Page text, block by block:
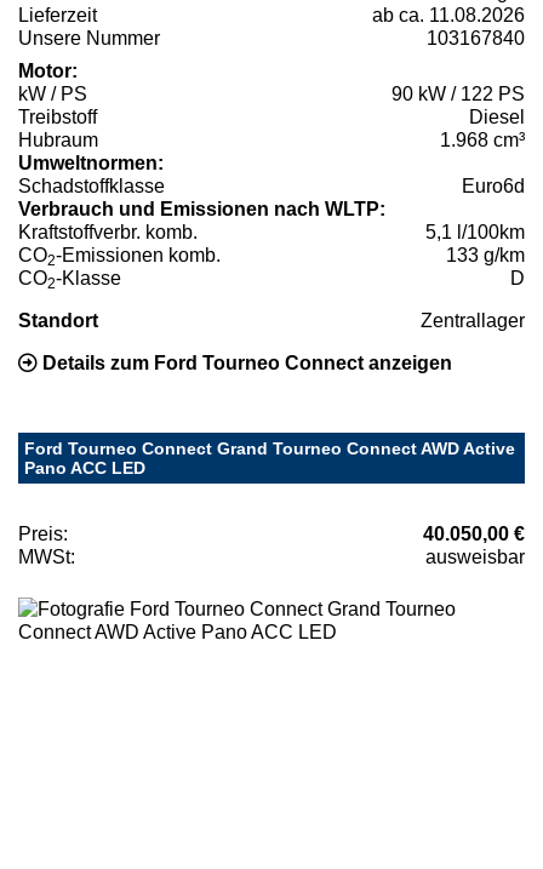
Lieferzeit
ab ca. 11.08.2026
Unsere Nummer
103167840
Motor:
kW / PS
90 kW / 122 PS
Treibstoff
Diesel
Hubraum
1.968 cm³
Umweltnormen:
Schadstoffklasse
Euro6d
Verbrauch und Emissionen nach WLTP:
Kraftstoffverbr. komb.
5,1 l/100km
CO2-Emissionen komb.
133 g/km
CO2-Klasse D
Standort Zentrallager
Details zum Ford Tourneo Connect anzeigen
Ford Tourneo Connect Grand Tourneo Connect AWD Active
Pano ACC LED
Preis:
40.050,00 €
MWSt:
ausweisbar